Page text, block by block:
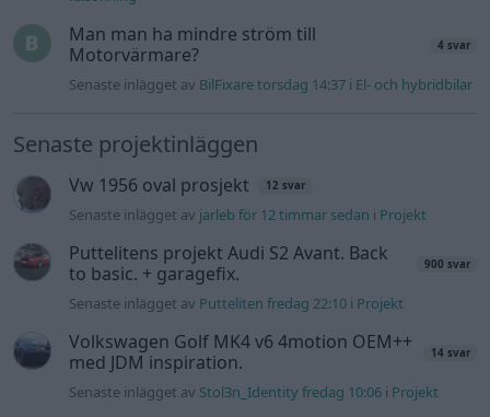
Man man ha mindre ström till
Motorvärmare?
4 svar
Senaste inlägget av BilFixare torsdag 14:37 i El- och hybridbilar
Senaste projektinläggen
Vw 1956 oval prosjekt 12 svar
Senaste inlägget av jarleb för 12 timmar sedan i Projekt
Puttelitens projekt Audi S2 Avant. Back
to basic. + garagefix.
900 svar
Senaste inlägget av Putteliten fredag 22:10 i Projekt
Volkswagen Golf MK4 v6 4motion OEM++
med JDM inspiration.
14 svar
Senaste inlägget av Stol3n_Identity fredag 10:06 i Projekt